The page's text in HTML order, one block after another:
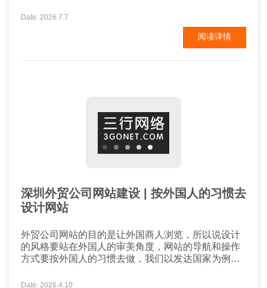
么几块，公司简介、产品中心、新闻中心、案例展示
等，差别不是特别的大。2000元的网站，无所谓设
计，把相关内容排列展示即可。而8000元的网站，需
要的不仅仅是简单的内容堆叠，企业的特色、优...
Date: 2026.7.7
阅读详情
深圳外贸公司网站建设 | 按外国人的习惯去
设计网站
外贸公司网站的目的是让外国商人浏览，所以说设计
的风格要站在外国人的审美角度，网站的导航和操作
方式要按外国人的习惯去做，我们以发达国家为例来
白蓝等浅色为主，白色为底；用不同深度的颜色划分
Date: 2026.4.10